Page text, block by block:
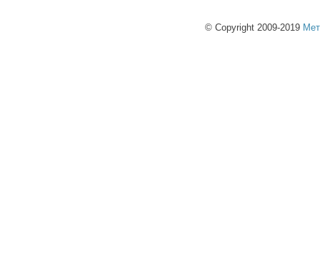
© Copyright 2009-2019